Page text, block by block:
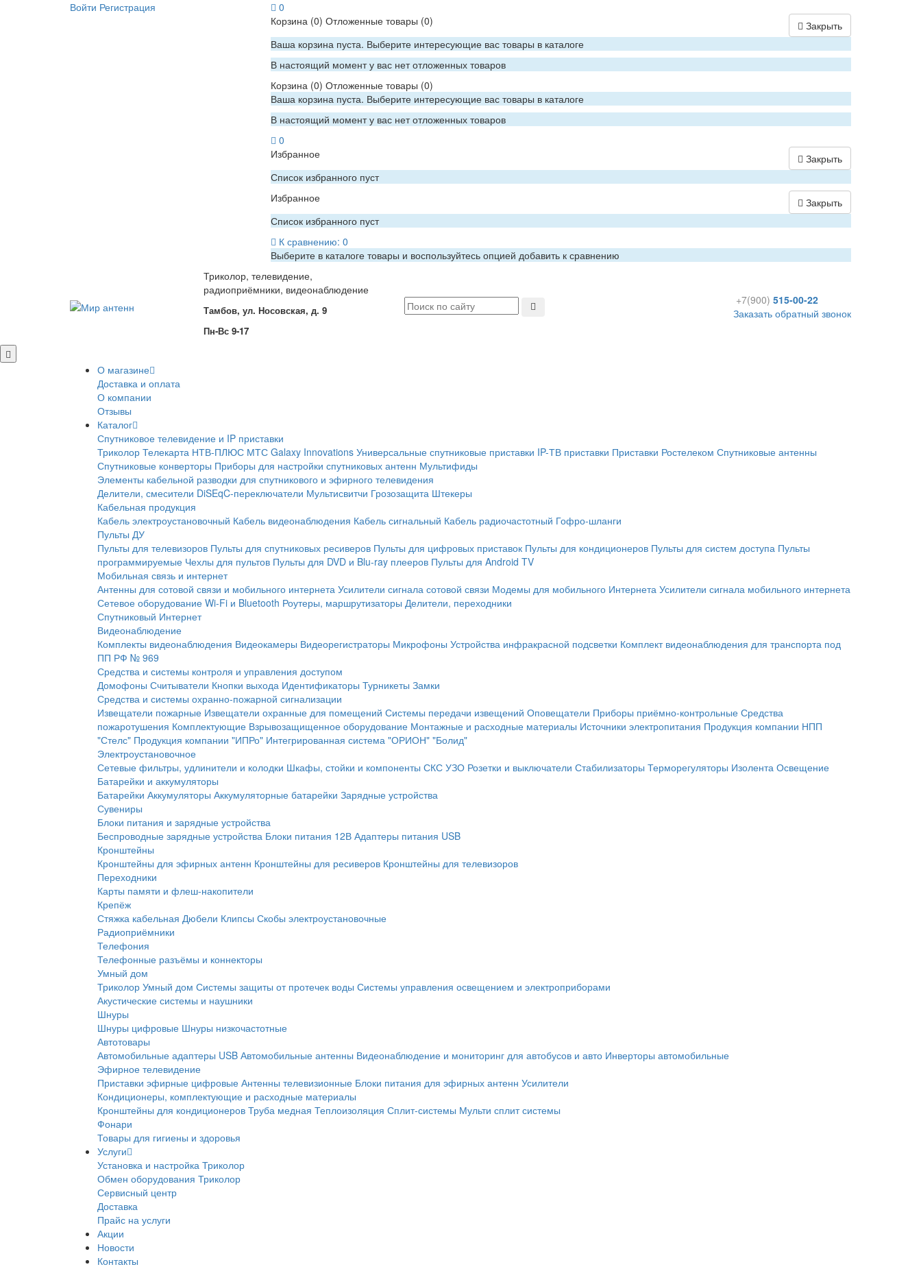
Войти Регистрация
0
Корзина(0) Отложенные товары (0)
Закрыть
Ваша корзина пуста. Выберите интересующие вас товары в каталоге
В настоящий момент у вас нет отложенных товаров
Корзина(0) Отложенные товары (0)
Ваша корзина пуста. Выберите интересующие вас товары в каталоге
В настоящий момент у вас нет отложенных товаров
0
Избранное
Закрыть
Список избранного пуст
Избранное
Закрыть
Список избранного пуст
К сравнению: 0
Выберите в каталоге товары и воспользуйтесь опцией добавить к сравнению
Триколор, телевидение,
радиоприёмники, видеонаблюдение
Тамбов, ул. Носовская, д. 9
Пн-Вс 9-17
+7(900) 515-00-22
Заказать обратный звонок
О магазине
Доставка и оплата
О компании
Отзывы
Каталог
Спутниковое телевидение и IP приставки
Триколор Телекарта НТВ-ПЛЮС МТС Galaxy Innovations Универсальные спутниковые приставки IP-ТВ приставки Приставки Ростелеком Спутниковые антенны
Спутниковые конверторы Приборы для настройки спутниковых антенн Мультифиды
Элементы кабельной разводки для спутникового и эфирного телевидения
Делители, смесители DiSEqC-переключатели Мультисвитчи Грозозащита Штекеры
Кабельная продукция
Кабель электроустановочный Кабель видеонаблюдения Кабель сигнальный Кабель радиочастотный Гофро-шланги
Пульты ДУ
Пульты для телевизоров Пульты для спутниковых ресиверов Пульты для цифровых приставок Пульты для кондиционеров Пульты для систем доступа Пульты
программируемые Чехлы для пультов Пульты для DVD и Blu-ray плееров Пульты для Android TV
Мобильная связь и интернет
Антенны для сотовой связи и мобильного интернета Усилители сигнала сотовой связи Модемы для мобильного Интернета Усилители сигнала мобильного интернета
Сетевое оборудование Wi-Fi и Bluetooth Роутеры, маршрутизаторы Делители, переходники
Спутниковый Интернет
Видеонаблюдение
Комплекты видеонаблюдения Видеокамеры Видеорегистраторы Микрофоны Устройства инфракрасной подсветки Комплект видеонаблюдения для транспорта под
ПП РФ № 969
Средства и системы контроля и управления доступом
Домофоны Считыватели Кнопки выхода Идентификаторы Турникеты Замки
Средства и системы охранно-пожарной сигнализации
Извещатели пожарные Извещатели охранные для помещений Системы передачи извещений Оповещатели Приборы приёмно-контрольные Средства
пожаротушения Комплектующие Взрывозащищенное оборудование Монтажные и расходные материалы Источники электропитания Продукция компании НПП
"Стелс" Продукция компании "ИПРо" Интегрированная система "ОРИОН" "Болид"
Электроустановочное
Сетевые фильтры, удлинители и колодки Шкафы, стойки и компоненты СКС УЗО Розетки и выключатели Стабилизаторы Терморегуляторы Изолента Освещение
Батарейки и аккумуляторы
Батарейки Аккумуляторы Аккумуляторные батарейки Зарядные устройства
Сувениры
Блоки питания и зарядные устройства
Беспроводные зарядные устройства Блоки питания 12В Адаптеры питания USB
Кронштейны
Кронштейны для эфирных антенн Кронштейны для ресиверов Кронштейны для телевизоров
Переходники
Карты памяти и флеш-накопители
Крепёж
Стяжка кабельная Дюбели Клипсы Скобы электроустановочные
Радиоприёмники
Телефония
Телефонные разъёмы и коннекторы
Умный дом
Триколор Умный дом Системы защиты от протечек воды Системы управления освещением и электроприборами
Акустические системы и наушники
Шнуры
Шнуры цифровые Шнуры низкочастотные
Автотовары
Автомобильные адаптеры USB Автомобильные антенны Видеонаблюдение и мониторинг для автобусов и авто Инверторы автомобильные
Эфирное телевидение
Приставки эфирные цифровые Антенны телевизионные Блоки питания для эфирных антенн Усилители
Кондиционеры, комплектующие и расходные материалы
Кронштейны для кондиционеров Труба медная Теплоизоляция Сплит-системы Мульти сплит системы
Фонари
Товары для гигиены и здоровья
Услуги
Установка и настройка Триколор
Обмен оборудования Триколор
Сервисный центр
Доставка
Прайс на услуги
Акции
Новости
Контакты